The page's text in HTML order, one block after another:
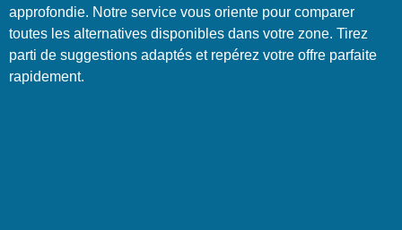
approfondie. Notre service vous oriente pour comparer
toutes les alternatives disponibles dans votre zone. Tirez
parti de suggestions adaptés et repérez votre offre parfaite
rapidement.